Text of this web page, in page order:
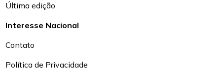
Última edição
Interesse Nacional
Contato
Política de Privacidade